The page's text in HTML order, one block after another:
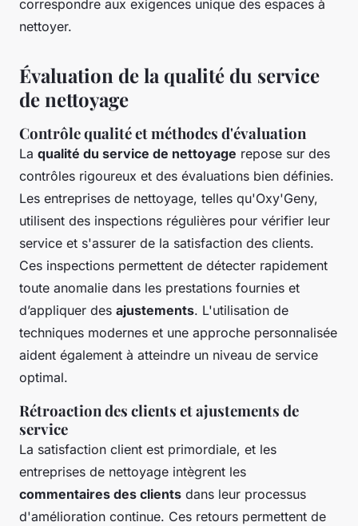
correspondre aux exigences unique des espaces à
nettoyer.
Évaluation de la qualité du service
de nettoyage
Contrôle qualité et méthodes d'évaluation
La qualité du service de nettoyage repose sur des
contrôles rigoureux et des évaluations bien définies.
Les entreprises de nettoyage, telles qu'Oxy'Geny,
utilisent des inspections régulières pour vérifier leur
service et s'assurer de la satisfaction des clients.
Ces inspections permettent de détecter rapidement
toute anomalie dans les prestations fournies et
d’appliquer des ajustements. L'utilisation de
techniques modernes et une approche personnalisée
aident également à atteindre un niveau de service
optimal.
Rétroaction des clients et ajustements de
service
La satisfaction client est primordiale, et les
entreprises de nettoyage intègrent les
commentaires des clients dans leur processus
d'amélioration continue. Ces retours permettent de